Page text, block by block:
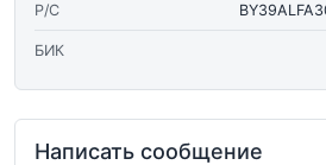
Р/С
БИК
Написать сообщение